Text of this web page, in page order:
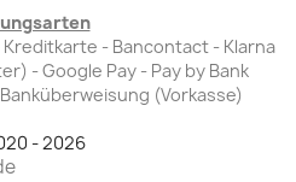
Kreditkarte - Bancontact - Klarna
- Google Pay - Pay by Bank
(Vorkasse)
- 2026